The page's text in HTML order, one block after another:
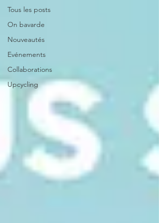
Tous les posts
On bavarde
Nouveautés
Evénements
Collaborations
Upcycling